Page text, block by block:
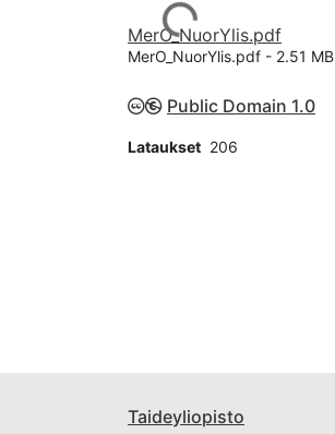
Ladataan...
MerO_NuorYlis.pdf
MerO_NuorYlis.pdf - 2.51 MB
Public Domain 1.0
Lataukset 206
Taideyliopisto